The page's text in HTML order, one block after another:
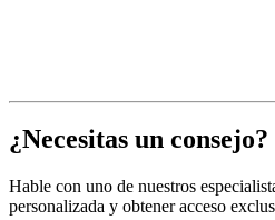
¿Necesitas un consejo?
Hable con uno de nuestros
personalizada y obtener acceso